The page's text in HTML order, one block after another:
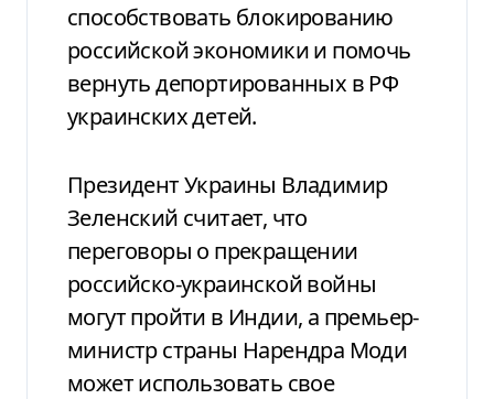
способствовать блокированию
российской экономики и помочь
вернуть депортированных в РФ
украинских детей.
Президент Украины Владимир
Зеленский считает, что
переговоры о прекращении
российско-украинской войны
могут пройти в Индии, а премьер-
министр страны Нарендра Моди
может использовать свое